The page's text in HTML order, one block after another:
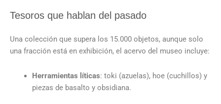
Tesoros que hablan del pasado
Una colección que supera los 15.000 objetos, aunque solo
una fracción está en exhibición, el acervo del museo incluye:
Herramientas líticas: toki (azuelas), hoe (cuchillos) y
piezas de basalto y obsidiana.